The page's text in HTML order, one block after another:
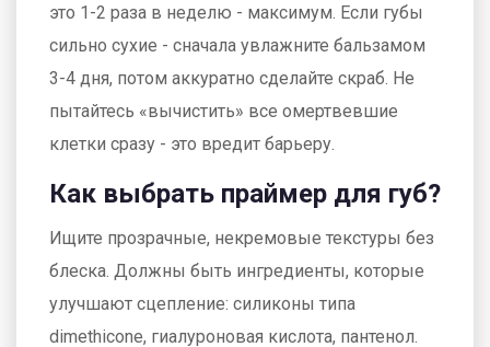
это 1-2 раза в неделю - максимум. Если губы
сильно сухие - сначала увлажните бальзамом
3-4 дня, потом аккуратно сделайте скраб. Не
пытайтесь «вычистить» все омертвевшие
клетки сразу - это вредит барьеру.
Как выбрать праймер для губ?
Ищите прозрачные, некремовые текстуры без
блеска. Должны быть ингредиенты, которые
улучшают сцепление: силиконы типа
dimethicone, гиалуроновая кислота, пантенол.